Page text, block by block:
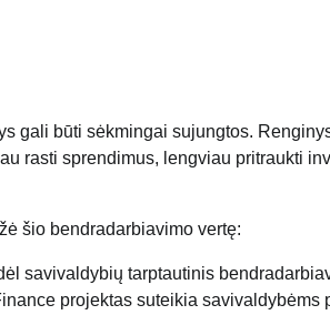
gali būti sėkmingai sujungtos.
rasti sprendimus, lengviau pritraukti
šio bendradarbiavimo vertę:
savivaldybių tarptautinis
projektas suteikia savivaldybėms